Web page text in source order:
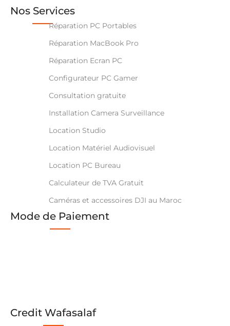
Nos Services
Réparation PC Portables
Réparation MacBook Pro
Réparation Ecran PC
Configurateur PC Gamer
Consultation gratuite
Installation Camera Surveillance
Location Studio
Location Matériel Audiovisuel
Location PC Bureau
Calculateur de TVA Gratuit
Caméras et accessoires DJI au Maroc
Mode de Paiement
Credit Wafasalaf